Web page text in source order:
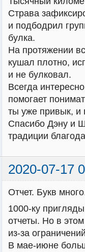
Страва
и подбодрил
булка.
На протяжении
кушал плотно,
и не булковал.
Всегда
помогает
ты уже привык, и
Спасибо Дэну и
традиции
2020-07-17
Отчет. Букв
1000-ку
отчеты. Но в
из-за
В мае-июне